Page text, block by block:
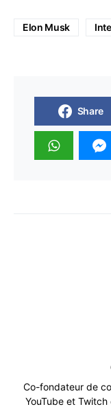
Elon Musk
Share
Co-fondateur de
YouTube et